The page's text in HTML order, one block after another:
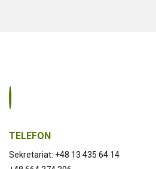
TELEFON
Sekretariat: +48 13 435 64 14